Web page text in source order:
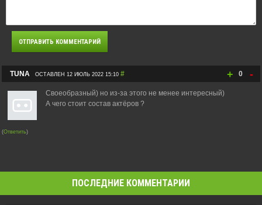
+ 0 -
TUNA ОСТАВЛЕН 12 ИЮЛЬ 2022 15:10 #
Своеобразный) но из-за этого не менее интересный)
А чего стоит состав актёров ?
(Ответить)
ПОСЛЕДНИЕ КОММЕНТАРИИ